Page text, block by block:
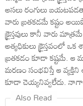
అసలు రంగులు
వారు బ్రతకడమే కష్టం
క్రైస్తవులు కానీ వారు
అత్యధికులు క్రైస్తవంలో
బ్రతకడం కూడా కష్టమే.
మరణం సంభవిస్తే ఆ
కూడా చెయ్యనివ్వలేదు.
Also Read